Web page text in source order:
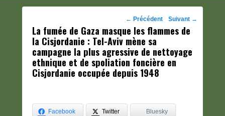
Navigation
des
posts
← Précédent Suivant →
La fumée de Gaza masque les flammes de
la Cisjordanie : Tel-Aviv mène sa
campagne la plus agressive de nettoyage
ethnique et de spoliation foncière en
Cisjordanie occupée depuis 1948
Facebook Twitter Bluesky